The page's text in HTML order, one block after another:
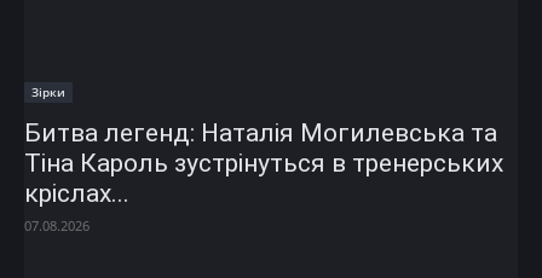
Зірки
Битва легенд: Наталія Могилевська та
Тіна Кароль зустрінуться в тренерських
кріслах...
07.08.2026